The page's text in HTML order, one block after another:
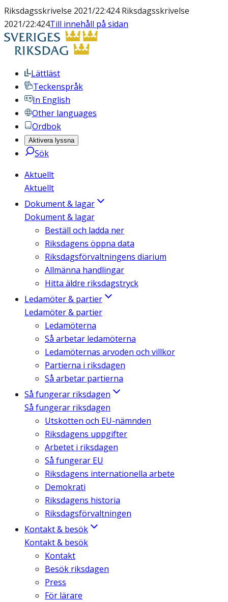
Riksdagsskrivelse 2021/22:424 Riksdagsskrivelse
2021/22:424Till innehåll på sidan
Lättläst
Teckenspråk
In English
Other languages
Ordbok
Aktivera lyssna
Sök
Aktuellt
Aktuellt
Dokument & lagar
Dokument & lagar
Beställ och ladda ner
Riksdagens öppna data
Riksdagsförvaltningens diarium
Allmänna handlingar
Hitta äldre riksdagstryck
Ledamöter & partier
Ledamöter & partier
Ledamöterna
Så arbetar ledamöterna
Ledamöternas arvoden och villkor
Partierna i riksdagen
Så arbetar partierna
Så fungerar riksdagen
Så fungerar riksdagen
Utskotten och EU-nämnden
Riksdagens uppgifter
Arbetet i riksdagen
Så fungerar EU
Riksdagens internationella arbete
Demokrati
Riksdagens historia
Riksdagsförvaltningen
Kontakt & besök
Kontakt & besök
Kontakt
Besök riksdagen
Press
För lärare